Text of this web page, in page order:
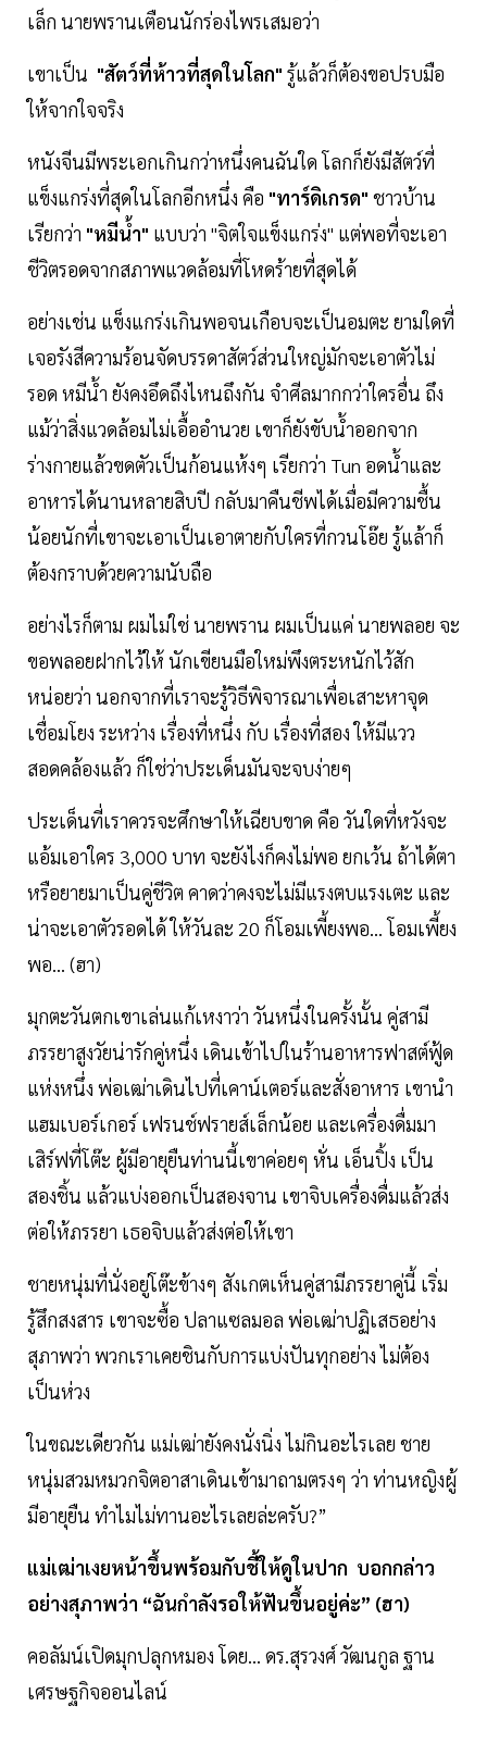
เล็ก นายพรานเตือนนักร่องไพรเสมอว่า
เขาเป็น "สัตว์ที่ห้าวที่สุดในโลก" รู้แล้วก็ต้องขอปรบมือ
ให้จากใจจริง
หนังจีนมีพระเอกเกินกว่าหนึ่งคนฉันใด โลกก็ยังมีสัตว์ที่
แข็งแกร่งที่สุดในโลกอีกหนึ่ง คือ "ทาร์ดิเกรด" ชาวบ้าน
เรียกว่า "หมีน้ำ" แบบว่า "จิตใจแข็งแกร่ง" แต่พอที่จะเอา
ชีวิตรอดจากสภาพแวดล้อมที่โหดร้ายที่สุดได้
อย่างเช่น แข็งแกร่งเกินพอจนเกือบจะเป็นอมตะ ยามใดที่
เจอรังสีความร้อนจัดบรรดาสัตว์ส่วนใหญ่มักจะเอาตัวไม่
รอด หมีน้ำ ยังคงอึดถึงไหนถึงกัน จำศีลมากกว่าใครอื่น ถึง
แม้ว่าสิ่งแวดล้อมไม่เอื้ออำนวย เขาก็ยังขับน้ำออกจาก
ร่างกายแล้วขดตัวเป็นก้อนแห้งๆ เรียกว่า Tun อดน้ำและ
อาหารได้นานหลายสิบปี กลับมาคืนชีพได้เมื่อมีความชื้น
น้อยนักที่เขาจะเอาเป็นเอาตายกับใครที่กวนโอ๊ย รู้แล้าก็
ต้องกราบด้วยความนับถือ
อย่างไรก็ตาม ผมไม่ใช่ นายพราน ผมเป็นแค่ นายพลอย จะ
ขอพลอยฝากไว้ให้ นักเขียนมือใหม่พึงตระหนักไว้สัก
หน่อยว่า นอกจากที่เราจะรู้วิธีพิจารณาเพื่อเสาะหาจุด
เชื่อมโยง ระหว่าง เรื่องที่หนึ่ง กับ เรื่องที่สอง ให้มีแวว
สอดคล้องแล้ว ก็ใช่ว่าประเด็นมันจะจบง่ายๆ
ประเด็นที่เราควรจะศึกษาให้เฉียบขาด คือ วันใดที่หวังจะ
แอ้มเอาใคร 3,000 บาท จะยังไงก็คงไม่พอ ยกเว้น ถ้าได้ตา
หรือยายมาเป็นคู่ชีวิต คาดว่าคงจะไม่มีแรงตบแรงเตะ และ
น่าจะเอาตัวรอดได้ ให้วันละ 20 ก็โอมเพี้ยงพอ... โอมเพี้ยง
พอ... (ฮา)
มุกตะวันตกเขาเล่นแก้เหงาว่า วันหนึ่งในครั้งนั้น คู่สามี
ภรรยาสูงวัยน่ารักคู่หนึ่ง เดินเข้าไปในร้านอาหารฟาสต์ฟู้ด
แห่งหนึ่ง พ่อเฒ่าเดินไปที่เคาน์เตอร์และสั่งอาหาร เขานำ
แฮมเบอร์เกอร์ เฟรนช์ฟรายส์เล็กน้อย และเครื่องดื่มมา
เสิร์ฟที่โต๊ะ ผู้มีอายุยืนท่านนี้เขาค่อยๆ หั่น เอ็นปิ้ง เป็น
สองชิ้น แล้วแบ่งออกเป็นสองจาน เขาจิบเครื่องดื่มแล้วส่ง
ต่อให้ภรรยา เธอจิบแล้วส่งต่อให้เขา
ชายหนุ่มที่นั่งอยู่โต๊ะข้างๆ สังเกตเห็นคู่สามีภรรยาคู่นี้ เริ่ม
รู้สึกสงสาร เขาจะซื้อ ปลาแซลมอล พ่อเฒ่าปฏิเสธอย่าง
สุภาพว่า พวกเราเคยชินกับการแบ่งปันทุกอย่าง ไม่ต้อง
เป็นห่วง
ในขณะเดียวกัน แม่เฒ่ายังคงนั่งนิ่ง ไม่กินอะไรเลย ชาย
หนุ่มสวมหมวกจิตอาสาเดินเข้ามาถามตรงๆ ว่า ท่านหญิงผู้
มีอายุยืน ทำไมไม่ทานอะไรเลยล่ะครับ?”
แม่เฒ่าเงยหน้าขึ้นพร้อมกับชี้ให้ดูในปาก บอกกล่าว
อย่างสุภาพว่า “ฉันกำลังรอให้ฟันขึ้นอยู่ค่ะ” (ฮา)
คอลัมน์เปิดมุกปลุกหมอง โดย... ดร.สุรวงศ์ วัฒนกูล ฐาน
เศรษฐกิจออนไลน์